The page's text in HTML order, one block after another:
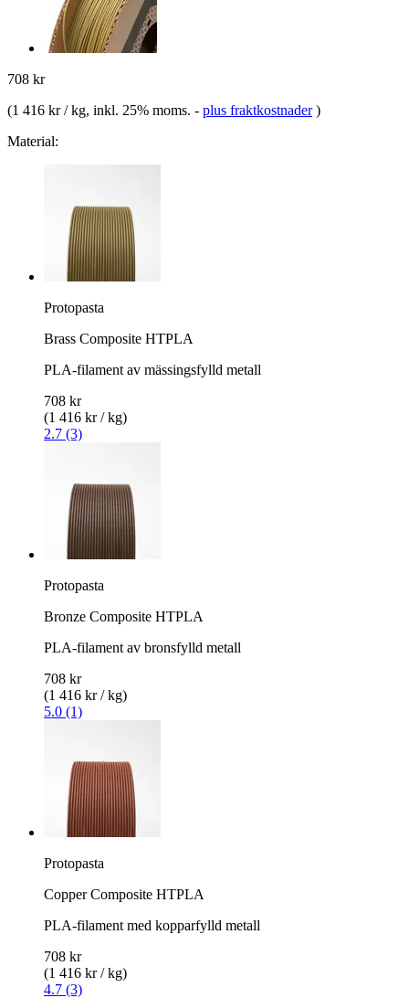
708 kr
(1 416 kr / kg, inkl. 25% moms. - plus fraktkostnader )
Material:
Protopasta
Brass Composite HTPLA
PLA-filament av mässingsfylld metall
708 kr
(1 416 kr / kg)
2.7 (3)
Protopasta
Bronze Composite HTPLA
PLA-filament av bronsfylld metall
708 kr
(1 416 kr / kg)
5.0 (1)
Protopasta
Copper Composite HTPLA
PLA-filament med kopparfylld metall
708 kr
(1 416 kr / kg)
4.7 (3)